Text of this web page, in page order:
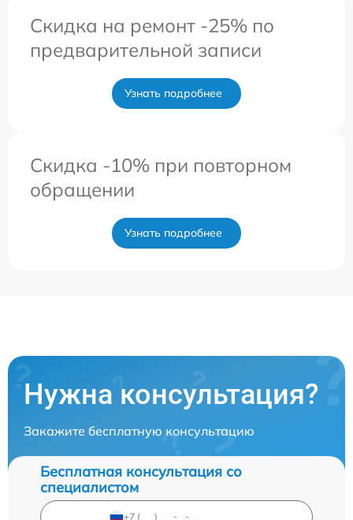
Скидка на ремонт -25% по
предварительной записи
Узнать подробнее
Скидка -10% при повторном
обращении
Узнать подробнее
Нужна консультация?
Закажите бесплатную консультацию
Бесплатная консультация со
специалистом